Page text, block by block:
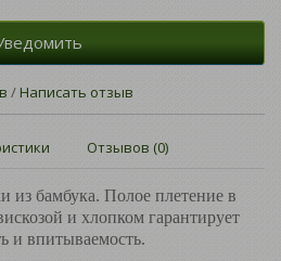
/Написать отзыв
Отзывов (0)
из бамбука. Полое плетение в
и хлопком гарантирует
и впитываемость.